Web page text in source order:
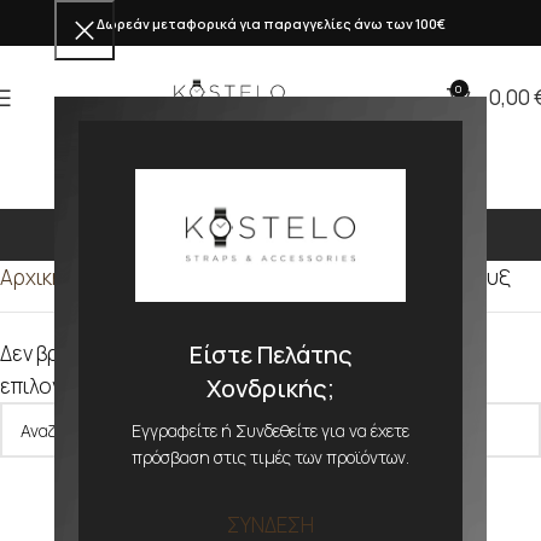
Είστε Πελάτης
Χονδρικής;
Εγγραφείτε ή Συνδεθείτε για να έχετε
πρόσβαση στις τιμές των προϊόντων.
ΣΥΝΔΕΣΗ
Δωρεάν μεταφορικά για παραγγελίες άνω των 100€
0 0,00
Λευκό με Ροζ Τρουξ
Αρχική σελίδα Λευκό με Ροζ Τρουξ
Δεν βρέθηκε κανένα προϊόν που να ταιριάζει με την
επιλογή σας.